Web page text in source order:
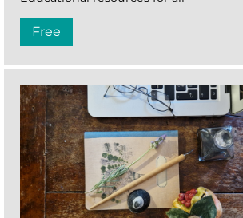
Free